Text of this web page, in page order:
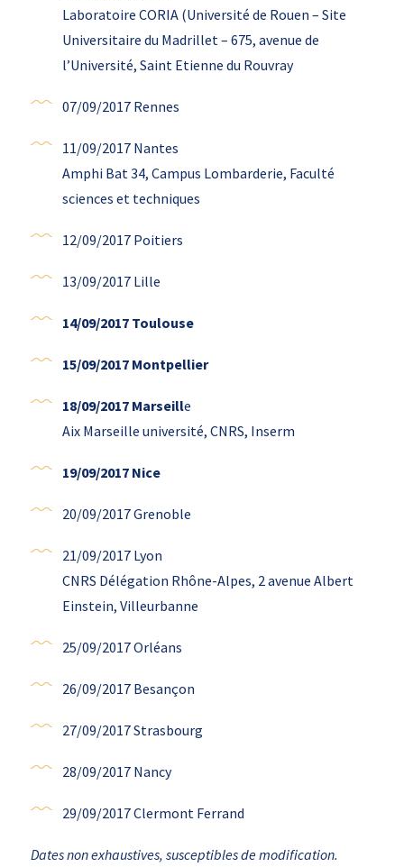
Laboratoire CORIA (Université de Rouen – Site
Universitaire du Madrillet – 675, avenue de
l’Université, Saint Etienne du Rouvray
07/09/2017 Rennes
11/09/2017 Nantes
Amphi Bat 34, Campus Lombarderie, Faculté
sciences et techniques
12/09/2017 Poitiers
13/09/2017 Lille
14/09/2017 Toulouse
15/09/2017 Montpellier
18/09/2017 Marseille
Aix Marseille université, CNRS, Inserm
19/09/2017 Nice
20/09/2017 Grenoble
21/09/2017 Lyon
CNRS Délégation Rhône-Alpes, 2 avenue Albert
Einstein, Villeurbanne
25/09/2017 Orléans
26/09/2017 Besançon
27/09/2017 Strasbourg
28/09/2017 Nancy
29/09/2017 Clermont Ferrand
Dates non exhaustives, susceptibles de modification.